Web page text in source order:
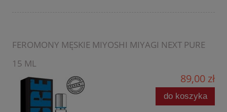
FEROMONY MĘSKIE MIYOSHI MIYAGI NEXT PURE
15 ML
89,00 zł
do koszyka